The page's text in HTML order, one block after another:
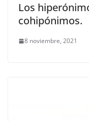
Los
cohipónimos.
8 noviembre, 2021